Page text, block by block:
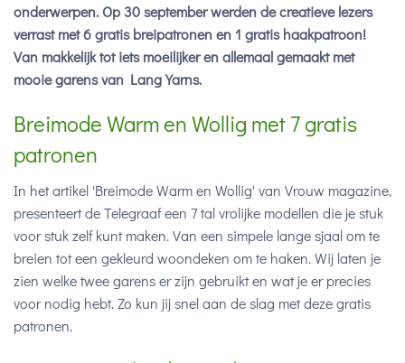
onderwerpen. Op 30 september werden de creatieve lezers
verrast met 6 gratis breipatronen en 1 gratis haakpatroon!
Van makkelijk tot iets moeilijker en allemaal gemaakt met
mooie garens van Lang Yarns.
Breimode Warm en Wollig met 7 gratis
patronen
In het artikel 'Breimode Warm en Wollig' van Vrouw magazine,
presenteert de Telegraaf een 7 tal vrolijke modellen die je stuk
voor stuk zelf kunt maken. Van een simpele lange sjaal om te
breien tot een gekleurd woondeken om te haken. Wij laten je
zien welke twee garens er zijn gebruikt en wat je er precies
voor nodig hebt. Zo kun jij snel aan de slag met deze gratis
patronen.